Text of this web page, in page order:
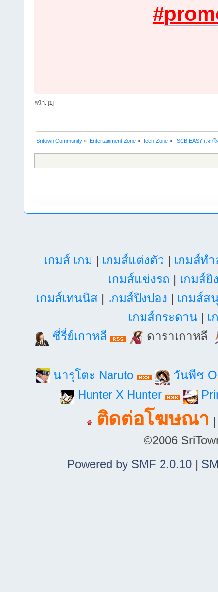
#
หน้า: [1]
Sritown Community » Entertainment Zone» Teen Zone» “SCB EASY แจก
เกมส์ เกม | เกมส์แต่งตัว | เกมส์ท
เกมส์แข่งรถ | เกมส์ยิ
เกมส์เทนนิส| เกมส์ปิงปอง | เกมส์ส
เกมส์กระดาน | เ
ซี่รี่ย์เกาหลี
ดาราเกาหลี
นารุโตะ Naruto
วันพีช
Hunter X Hunter
ติดต่อโฆษณา
©2006
Powered by SMF 2.0.10|